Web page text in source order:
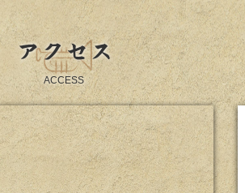
アクセス
ACCESS